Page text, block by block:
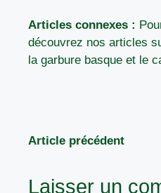
Articles connexes :
découvrez nos articles
la garbure basque et le
Article précédent
Laisser un